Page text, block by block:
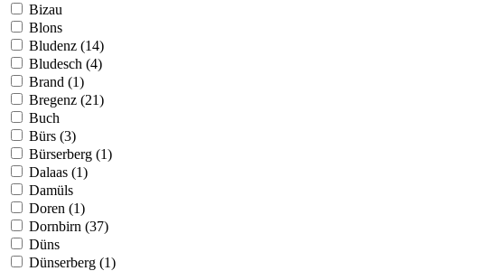
Bizau
Blons
Bludenz (14)
Bludesch (4)
Brand (1)
Bregenz (21)
Buch
Bürs (3)
Bürserberg (1)
Dalaas (1)
Damüls
Doren (1)
Dornbirn (37)
Düns
Dünserberg (1)